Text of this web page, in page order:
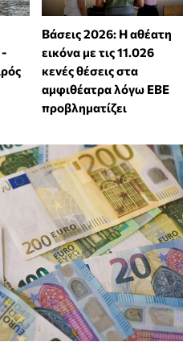
-
Βάσεις 2026: Η αθέατη
εικόνα με τις 11.026
κενές θέσεις στα
αμφιθέατρα λόγω ΕΒΕ
προβληματίζει